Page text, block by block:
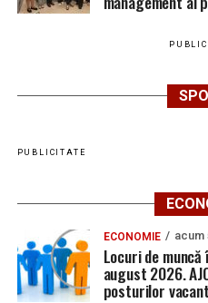
PUBLICITATE
ECONOMIE acum
Locuri de
august 2026.
posturilor